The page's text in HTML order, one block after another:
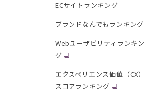
ECサイトランキング
ブランドなんでもランキング
Webユーザビリティランキン
グ
エクスペリエンス価値（CX）
スコアランキング